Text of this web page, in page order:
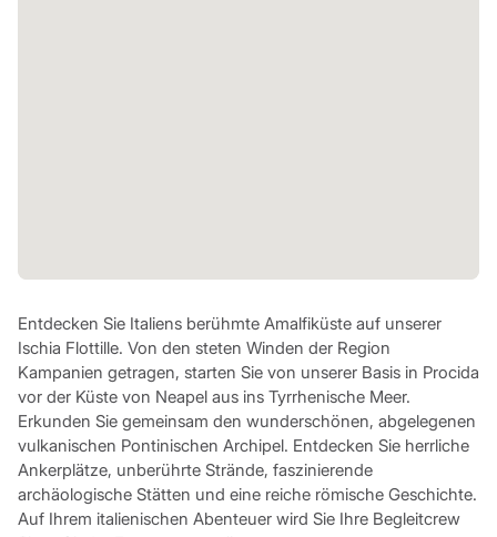
Entdecken Sie Italiens berühmte Amalfiküste auf unserer
Ischia Flottille. Von den steten Winden der Region
Kampanien getragen, starten Sie von unserer Basis in Procida
vor der Küste von Neapel aus ins Tyrrhenische Meer.
Erkunden Sie gemeinsam den wunderschönen, abgelegenen
vulkanischen Pontinischen Archipel. Entdecken Sie herrliche
Ankerplätze, unberührte Strände, faszinierende
archäologische Stätten und eine reiche römische Geschichte.
Auf Ihrem italienischen Abenteuer wird Sie Ihre Begleitcrew